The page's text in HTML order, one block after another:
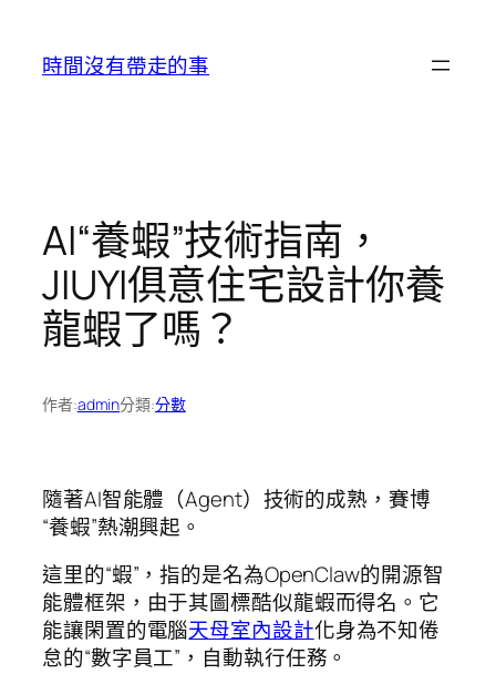
時間沒有帶走的事
AI“養蝦”技術指南，
JIUYI俱意住宅設計你養
龍蝦了嗎？
作者:admin分類:分數
隨著AI智能體（Agent）技術的成熟，賽博
“養蝦”熱潮興起。
這里的“蝦”，指的是名為OpenClaw的開源智
能體框架，由于其圖標酷似龍蝦而得名。它
能讓閑置的電腦天母室內設計化身為不知倦
怠的“數字員工”，自動執行任務。